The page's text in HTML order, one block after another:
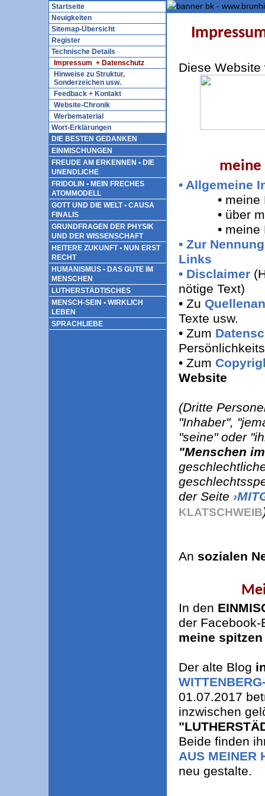
Startseite
Neuigkeiten
Sitemap-Übersicht
Register
Technische Details
Impressum + Datenschutz
Hinweise zu Struktur,
Sonderzeichen usw.
Feedback + Kontakt
Website-Chronik
Werbematerial
Wort-Erklärungen
DIE BESTEN GEDANKEN
EINMISCHUNGEN
FREUDE AM ERKENNEN • DIE
UNENDLICHE
FRIDOLIN • MEIN FRECHES
ATOMMODELL
GOTT UND DIE WELT • CAUSA
FINALIS
GRUNDFRAGEN DER PHYSIK
UND DER WISSENSCHAFT
HEITERE ZUKUNFT • NUN ERST
RECHT
HUMANISMUS • DAS GUTE IM
MENSCHEN
LUTHERSTÄDTISCHES
MENSCH-SEIN • WIRKLICH
LEBEN
SPRACHLIEBE
Diese
meine
• Allgemeine
• meine
• über
• meine
• Zur
Links
• Disclaimer
nötige Text)
• Zu
Texte usw.
• Zum
• Zum
Website
(Dritte
"Inhaber",
"seine" oder
"Menschen
der Seite
KLATSCHWEIB
An sozialen
In den
der
meine
Der alte Blog
01.07.2017
inzwischen
Beide finden
AUS MEINER
neu gestalte.